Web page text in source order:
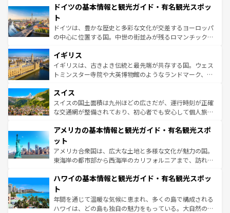
せる。地方によって風土や気候が異なるスペインはその個
ンテンツ一覧 を参照してほしい。
で、幅広い魅力が詰まっている。華麗な宮殿、歴史的な大
聖堂、美しいビーチ、そして豊かな自然が、訪れる者を心
から魅了する。また、フランスは美食の国としても知ら
れ、フランス料理はユネスコ無形文化遺産にも登録されて
香り高いラベンダー畑など、多彩な楽しみ方が可能だ。さ
らに、パリ以外の地域にも魅力が溢れており、どの街角に
も豊かな歴史と文化が息づいている。パリ以外の個性あふ
を参照してほしい。
ドイツの基本情報と観光ガイド・有名観光スポッ
ト
ドイツは、豊かな歴史と多彩な文化が交差するヨーロッパ
の中心に位置する国。中世の街並みが残るロマンチック街
顔を持つこの国は、どこを歩いても飽きることがない。ベ
ルリンの文化的活気、バイエルン州のアルプスの絶景、そ
してライン川沿いのワイン畑といった風景は必見。ビール
は、お酒好きな人にはぜひ体験してほしい。 なお、新着の
ドイツ情報はコンテンツ一覧を参照してほしい。
イギリス
イギリスは、古きよき伝統と最先端が共存する国。ウェス
トミンスター寺院や大英博物館のようなランドマーク、歴
リアごとに異なる魅力がある。また、優雅なアフタヌーン
ティー、ビール好きにはたまらない英国パブ、サッカー観
戦など、本場だからこそできる体験も豊富。イギリスを旅
ンツ一覧を参照してほしい。
スイス
スイスの国土面積は九州ほどの広さだが、運行時刻が正確
な交通網が整備されており、初心者でも安心して個人旅行
の建物がそのまま残る町や、スイスならではのユニークな
博物館もあり、アルプス観光だけでなく町歩きも満喫する
ことができる。国民の所得が高いため物価も高いが、旅行
者向けの交通パス提供のサービスもあり、うまく活用すれ
着のスイス情報はコンテンツ一覧を参照してほしい。
アメリカの基本情報と観光ガイド・有名観光スポ
ット
アメリカ合衆国は、広大な土地と多様な文化が魅力の国。
東海岸の都市部から西海岸のカリフォルニアまで、訪れる
のような巨大都市は、観光、ショッピング、エンターテイ
ンメントが詰まった刺激的なスポットだ。一方、アメリカ
西部には大自然が広がり、グランドキャニオンやイエロー
ストーン国立公園といった絶景が堪能できる。さらに、南
ハワイの基本情報と観光ガイド・有名観光スポッ
ト
年間を通じて温暖な気候に恵まれ、多くの島で構成される
ハワイは、どの島も独自の魅力をもっている。大自然の神